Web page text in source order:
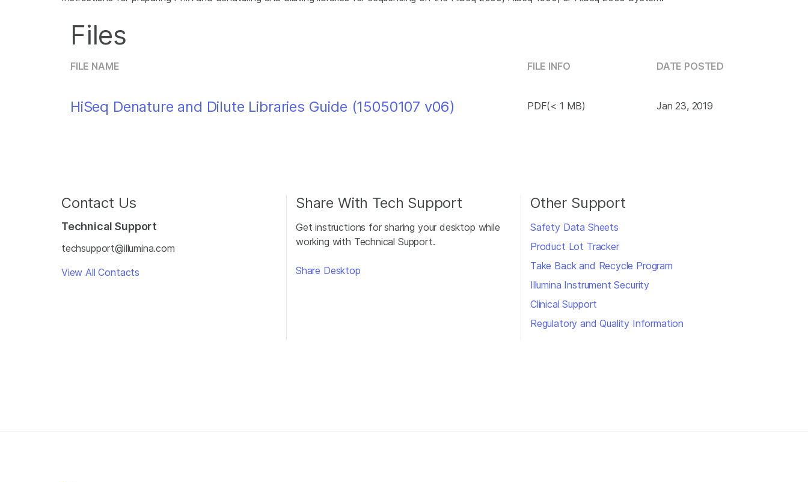
Files
FILE NAME FILE INFO DATE POSTED
HiSeq Denature and Dilute Libraries Guide (15050107 v06) PDF(< 1 MB) Jan 23, 2019
Contact Us
Technical Support
techsupport@illumina.com
View All Contacts
Share With Tech Support
Get instructions for sharing your desktop while
working with Technical Support.
Share Desktop
Other Support
Safety Data Sheets
Product Lot Tracker
Take Back and Recycle Program
Illumina Instrument Security
Clinical Support
Regulatory and Quality Information